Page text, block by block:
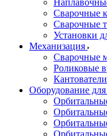
Сварочные
Сварочные
Установки
Механизация
Сварочные
Роликовые
Кантователи
Оборудование